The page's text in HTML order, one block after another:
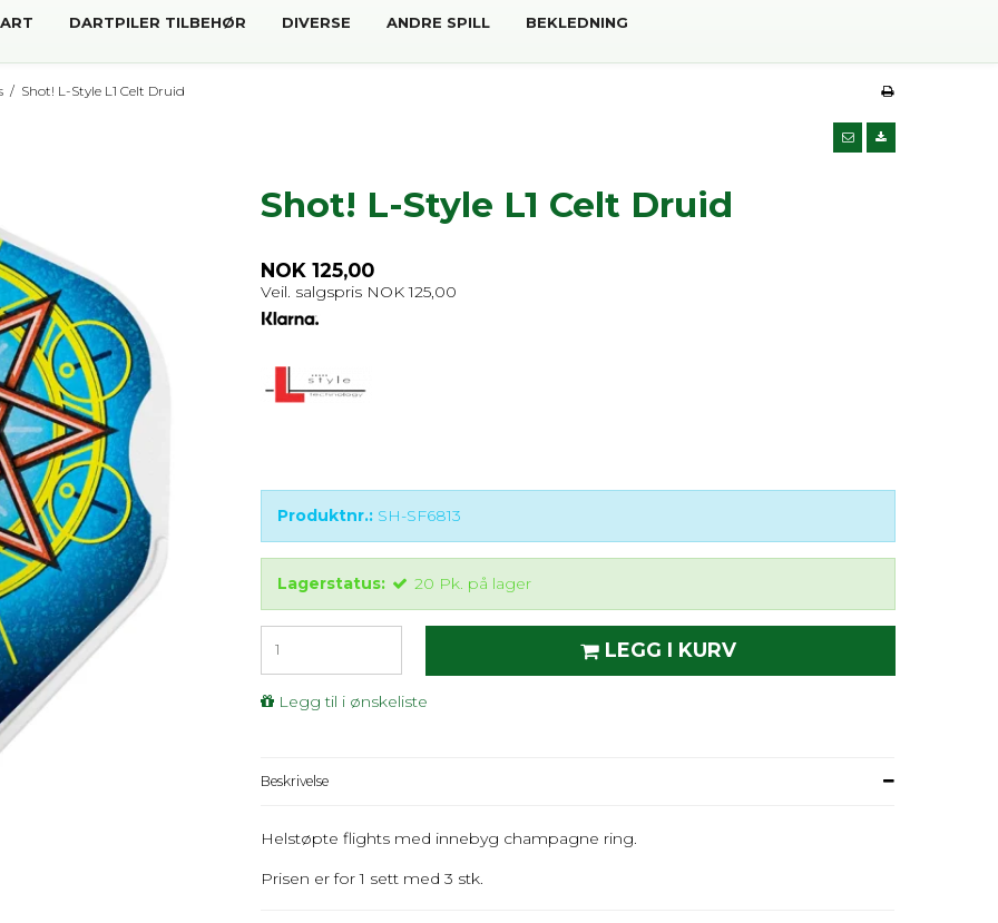
DARTPILER TILBEHØR DIVERSE ANDRE SPILL BEKLEDNING
/ Shot! L-Style L1 Celt Druid
Shot! L-Style L1 Celt Druid
NOK 125,00
Veil. salgspris NOK 125,00
Produktnr.: SH-SF6813
Lagerstatus: 20 Pk. på lager
LEGG I KURV
Legg til i ønskeliste
Beskrivelse
Helstøpte flights med innebyg champagne ring.
Prisen er for 1 sett med 3 stk.